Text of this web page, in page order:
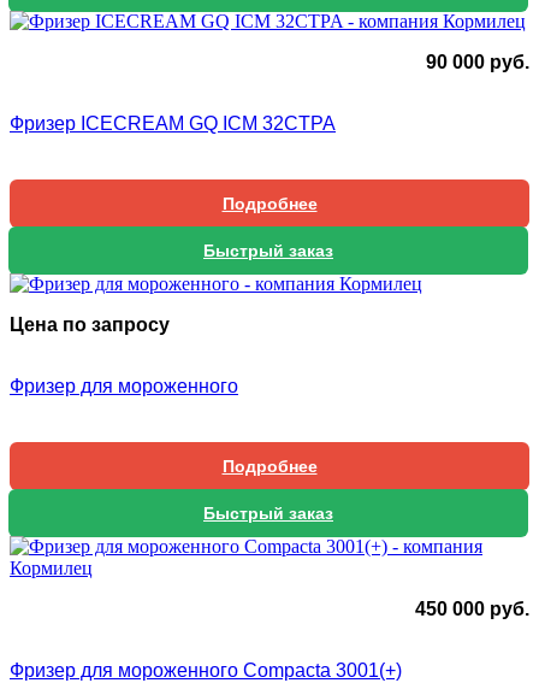
90 000 руб.
Фризер ICECREAM GQ ICM 32CTPA
Подробнее
Быстрый заказ
Цена по запросу
Фризер для мороженного
Подробнее
Быстрый заказ
450 000 руб.
Фризер для мороженного Compacta 3001(+)